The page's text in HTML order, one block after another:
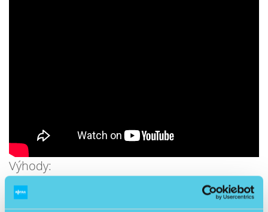
Výhody:
Jeden stroj zvládne rehabilitaci horních i dolních